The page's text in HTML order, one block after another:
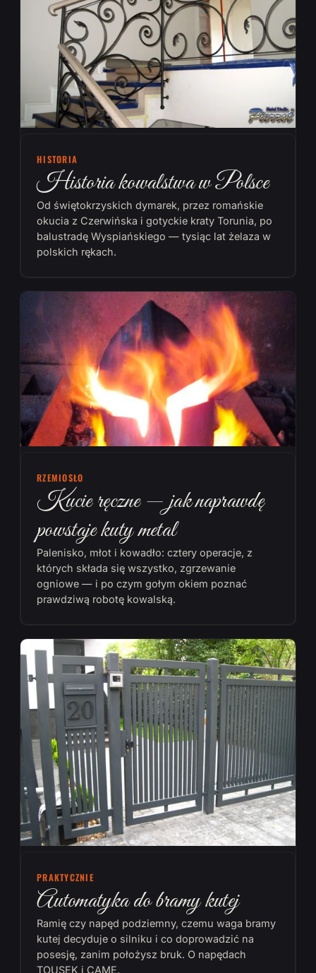
HISTORIA
Historia kowalstwa w Polsce
Od świętokrzyskich dymarek, przez romańskie
okucia z Czerwińska i gotyckie kraty Torunia, po
balustradę Wyspiańskiego — tysiąc lat żelaza w
polskich rękach.
RZEMIOSŁO
Kucie ręczne — jak naprawdę
powstaje kuty metal
Palenisko, młot i kowadło: cztery operacje, z
których składa się wszystko, zgrzewanie
ogniowe — i po czym gołym okiem poznać
prawdziwą robotę kowalską.
PRAKTYCZNIE
Automatyka do bramy kutej
Ramię czy napęd podziemny, czemu waga bramy
kutej decyduje o silniku i co doprowadzić na
posesję, zanim położysz bruk. O napędach
TOUSEK i CAME.